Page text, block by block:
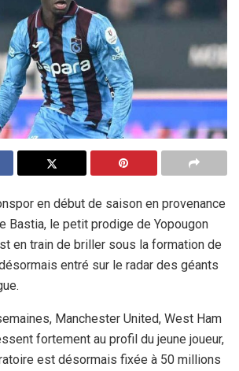
en début de saison en provenance
Bastia, le petit prodige de Yopougon
en train de briller sous la formation de
entré sur le radar des géants
Manchester United, West Ham
fortement au profil du jeune joueur,
est désormais fixée à 50 millions